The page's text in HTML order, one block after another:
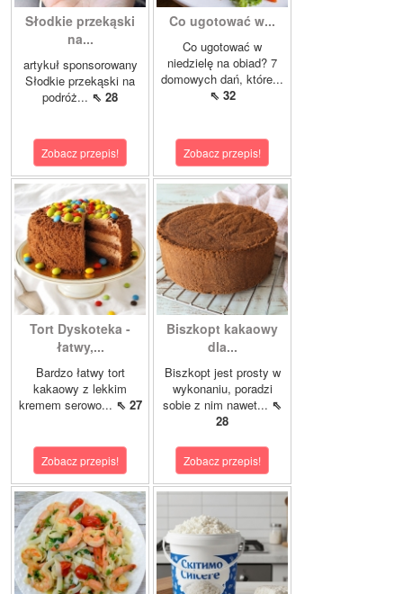
Słodkie przekąski
na...
artykuł sponsorowany
Słodkie przekąski na
podróż... ⇖ 28
Zobacz przepis!
Co ugotować w...
Co ugotować w
niedzielę na obiad? 7
domowych dań, które...
⇖ 32
Zobacz przepis!
Tort Dyskoteka -
łatwy,...
Bardzo łatwy tort
kakaowy z lekkim
kremem serowo... ⇖ 27
Zobacz przepis!
Biszkopt kakaowy
dla...
Biszkopt jest prosty w
wykonaniu, poradzi
sobie z nim nawet... ⇖
28
Zobacz przepis!